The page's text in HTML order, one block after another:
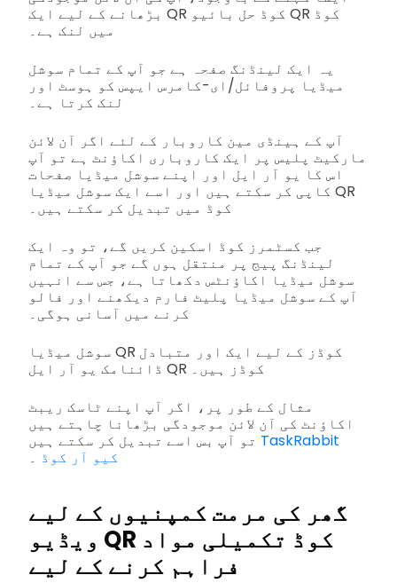
بڑھانے کے لیے ایک QR کوڈ حل بائیو QR کوڈ
میں لنک ہے۔
یہ ایک لینڈنگ صفحہ ہے جو آپ کے تمام سوشل
میڈیا پروفائل/ای-کامرس ایپس کو ہوسٹ اور
لنک کرتا ہے۔
آپ کے ہینڈی مین کاروبار کے لئے اگر آن لائن
مارکیٹ پلیس پر ایک کاروباری اکاؤنٹ ہے تو آپ
اس کا یو آر ایل اور اپنے سوشل میڈیا صفحات
کاپی کر سکتے ہیں اور اسے ایک سوشل میڈیا QR
کوڈ میں تبدیل کر سکتے ہیں۔
جب کسٹمرز کوڈ اسکین کریں گے، تو وہ ایک
لینڈنگ پیج پر منتقل ہوں گے جو آپ کے تمام
سوشل میڈیا اکاؤنٹس دکھاتا ہے، جس سے انہیں
آپ کے سوشل میڈیا پلیٹ فارم دیکھنے اور فالو
کرنے میں آسانی ہوگی۔
سوشل میڈیا QR کوڈز کے لیے ایک اور متبادل
ڈائنامک یو آر ایل QR کوڈز ہیں۔
مثال کے طور پر، اگر آپ اپنے ٹاسک ریبٹ
اکاؤنٹ کی آن لائن موجودگی بڑھانا چاہتے ہیں
TaskRabbit
کیو آر کوڈ ۔
گھر کی مرمت کمپنیوں کے لیے
ویڈیو QR کوڈ تکمیلی مواد
فراہم کرنے کے لیے